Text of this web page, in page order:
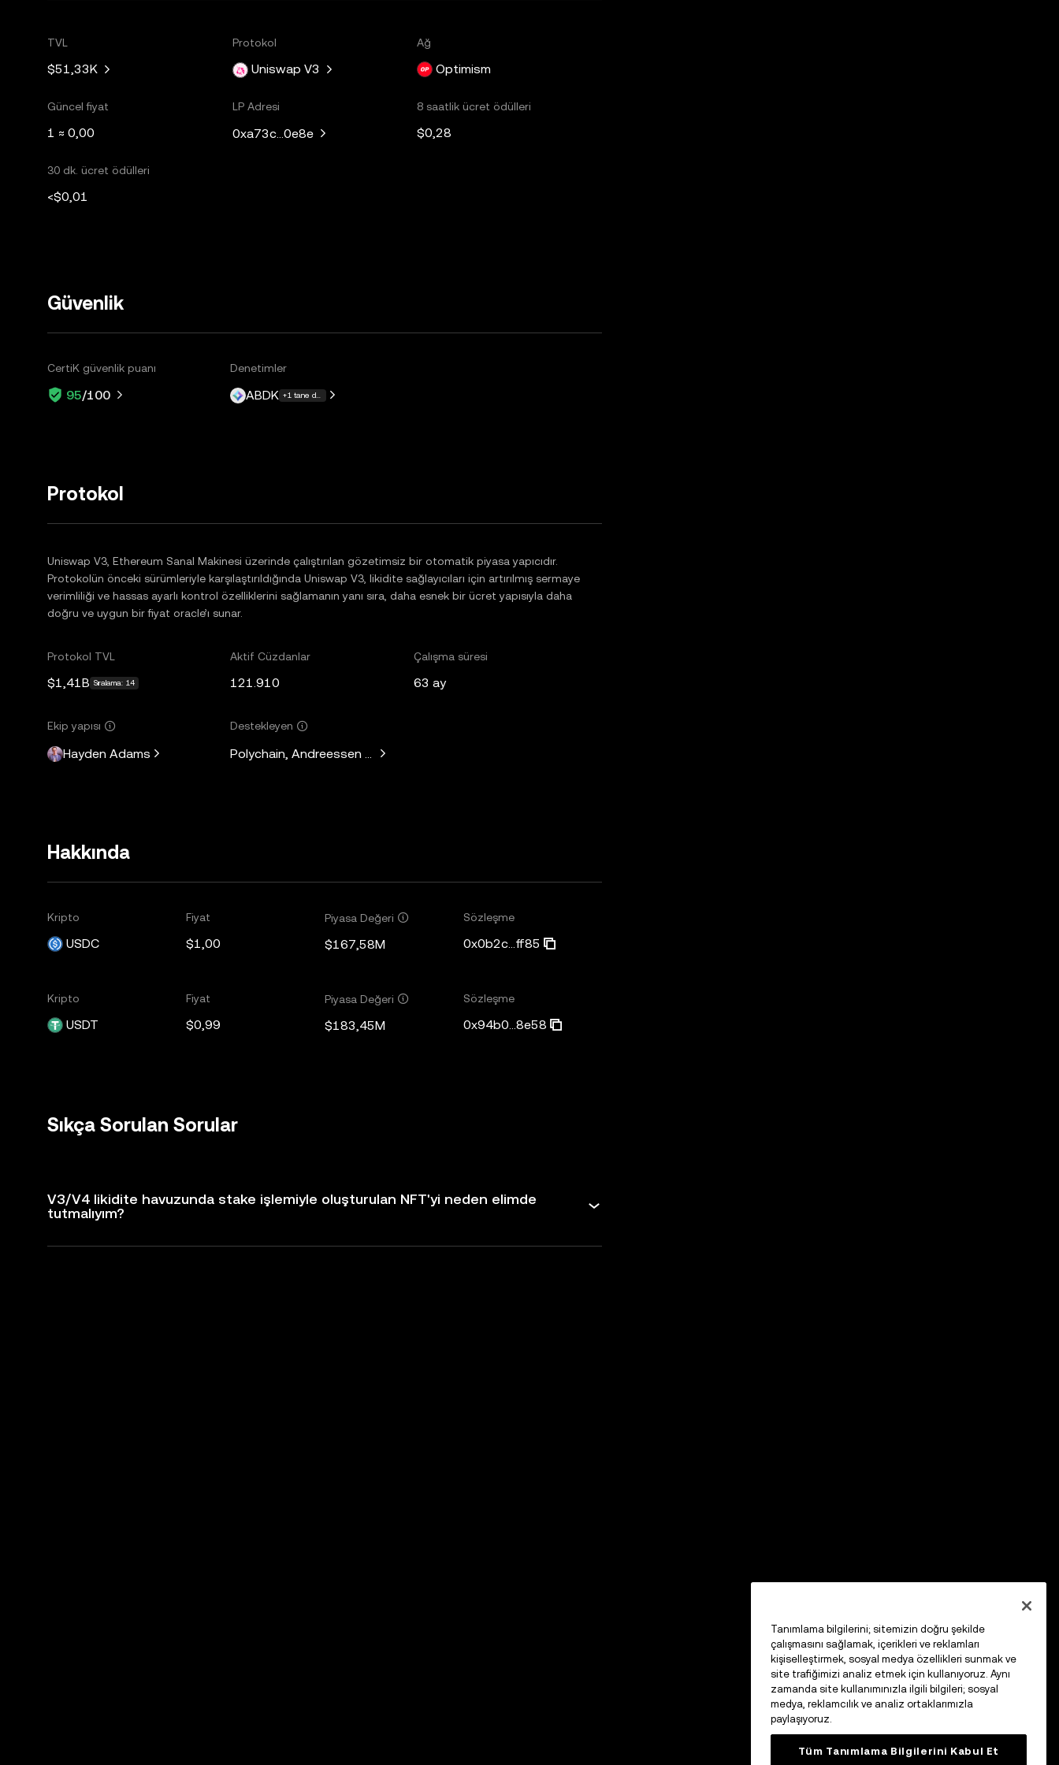
TVL
$51,33K
Protokol
Uniswap V3
Ağ
Optimism
Güncel fiyat
1 ≈ 0,00
LP Adresi
0xa73c...0e8e
8 saatlik ücret ödülleri
$0,28
30 dk. ücret ödülleri
<$0,01
Güvenlik
CertiK güvenlik puanı
95/100
Denetimler
ABDK +1 tane daha
Protokol
Uniswap V3, Ethereum Sanal Makinesi üzerinde çalıştırılan gözetimsiz bir otomatik piyasa yapıcıdır.
Protokolün önceki sürümleriyle karşılaştırıldığında Uniswap V3, likidite sağlayıcıları için artırılmış sermaye
verimliliği ve hassas ayarlı kontrol özelliklerini sağlamanın yanı sıra, daha esnek bir ücret yapısıyla daha
doğru ve uygun bir fiyat oracle’ı sunar.
Protokol TVL
$1,41B Sıralama: 14
Aktif Cüzdanlar
121.910
Çalışma süresi
63 ay
Ekip yapısı
Hayden Adams
Destekleyen
Polychain, Andreessen Horowitz, Paradigm, Variant Fund, SV Angel
Hakkında
Kripto
USDC
Fiyat
$1,00
Piyasa Değeri
$167,58M
Sözleşme
0x0b2c...ff85
Kripto
USDT
Fiyat
$0,99
Piyasa Değeri
$183,45M
Sözleşme
0x94b0...8e58
Sıkça Sorulan Sorular
V3/V4 likidite havuzunda stake işlemiyle oluşturulan NFT'yi neden elimde
tutmalıyım?
Tanımlama bilgilerini; sitemizin doğru şekilde
çalışmasını sağlamak, içerikleri ve reklamları
kişiselleştirmek, sosyal medya özellikleri sunmak ve
site trafiğimizi analiz etmek için kullanıyoruz. Aynı
zamanda site kullanımınızla ilgili bilgileri; sosyal
medya, reklamcılık ve analiz ortaklarımızla
paylaşıyoruz.
Tüm Tanımlama Bilgilerini Kabul Et